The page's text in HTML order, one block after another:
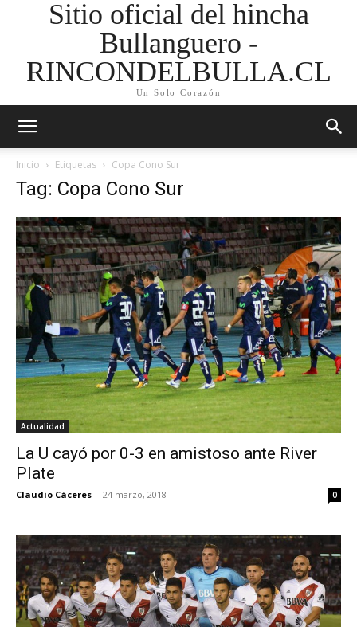
Sitio oficial del hincha
Bullanguero -
RINCONDELBULLA.CL
Un Solo Corazón
Inicio Etiquetas Copa Cono Sur
Tag: Copa Cono Sur
Actualidad
La U cayó por 0-3 en amistoso ante River
Plate
Claudio Cáceres - 24 marzo, 2018 0